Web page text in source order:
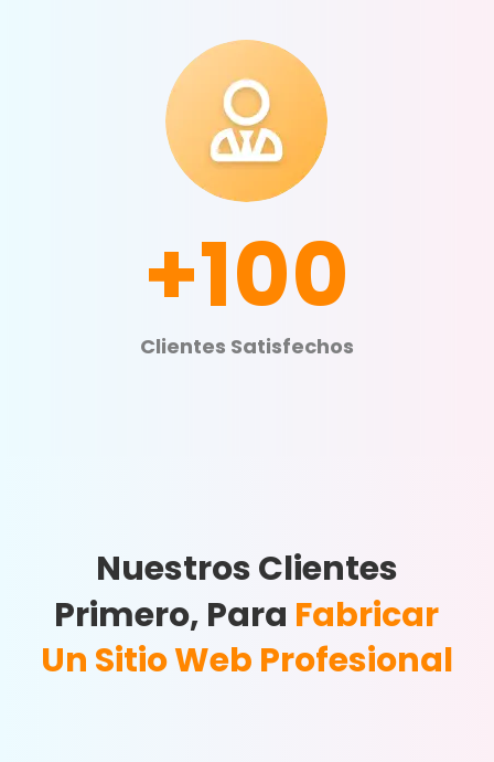
+100
Clientes Satisfechos
Nuestros Clientes
Primero, Para Fabricar
Un Sitio Web Profesional